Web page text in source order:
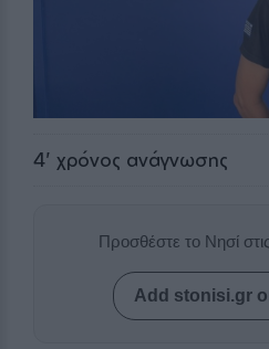
4' χρόνος ανάγνωσης
Προσθέστε το Νησί
Add stonisi.gr